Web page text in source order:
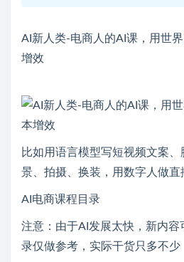
AI新人类-电商人的AI课，用世
增效
比如用语言模型写短视频文案
景、拍摄、换装，用数字人做直
AI电商课程目录
注意：由于AI发展太快，新内容
录仅做参考，实际干货只多不少